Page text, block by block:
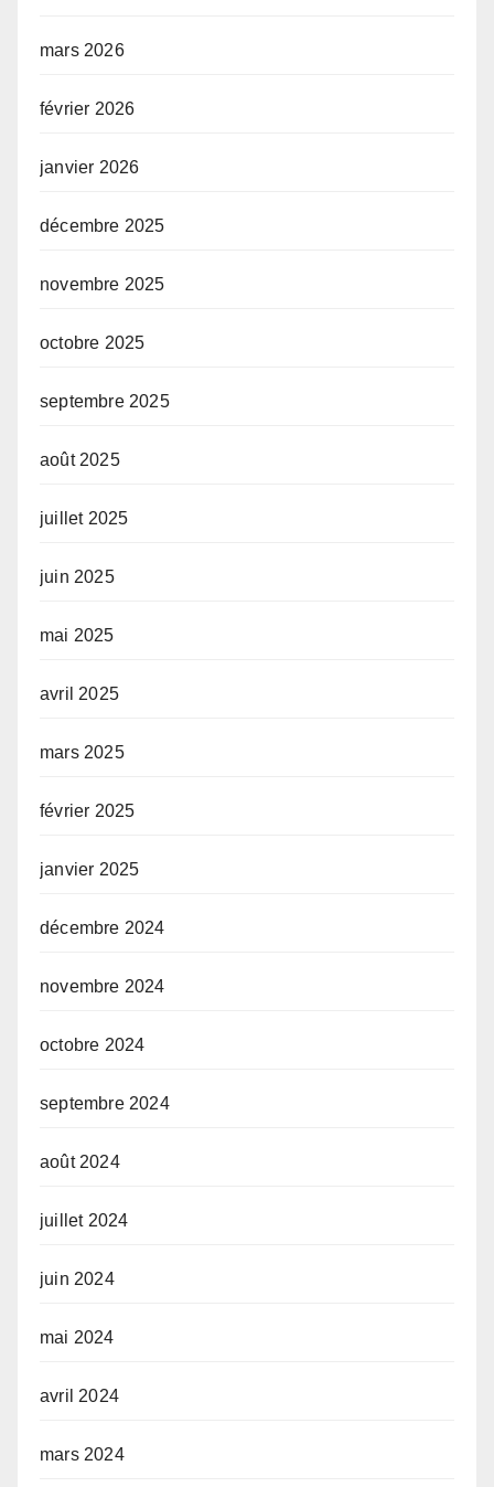
mars 2026
février 2026
janvier 2026
décembre 2025
novembre 2025
octobre 2025
septembre 2025
août 2025
juillet 2025
juin 2025
mai 2025
avril 2025
mars 2025
février 2025
janvier 2025
décembre 2024
novembre 2024
octobre 2024
septembre 2024
août 2024
juillet 2024
juin 2024
mai 2024
avril 2024
mars 2024